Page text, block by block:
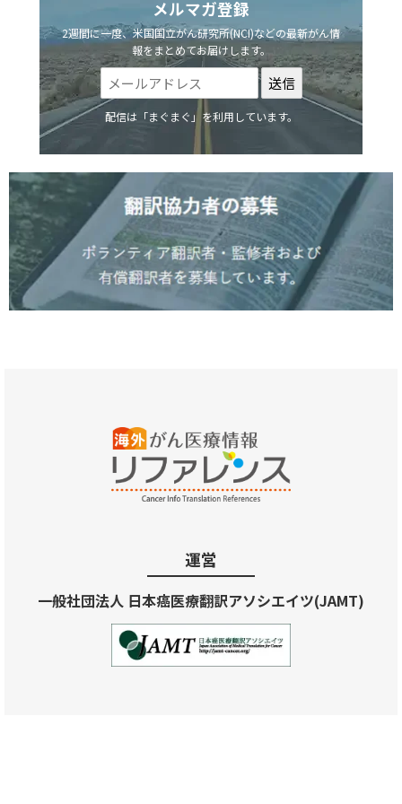
メルマガ登録
2週間に一度、米国国立がん研究所(NCI)などの最新がん情
報をまとめてお届けします。
配信は「まぐまぐ」を利用しています。
運営
一般社団法人 日本癌医療翻訳アソシエイツ(JAMT)